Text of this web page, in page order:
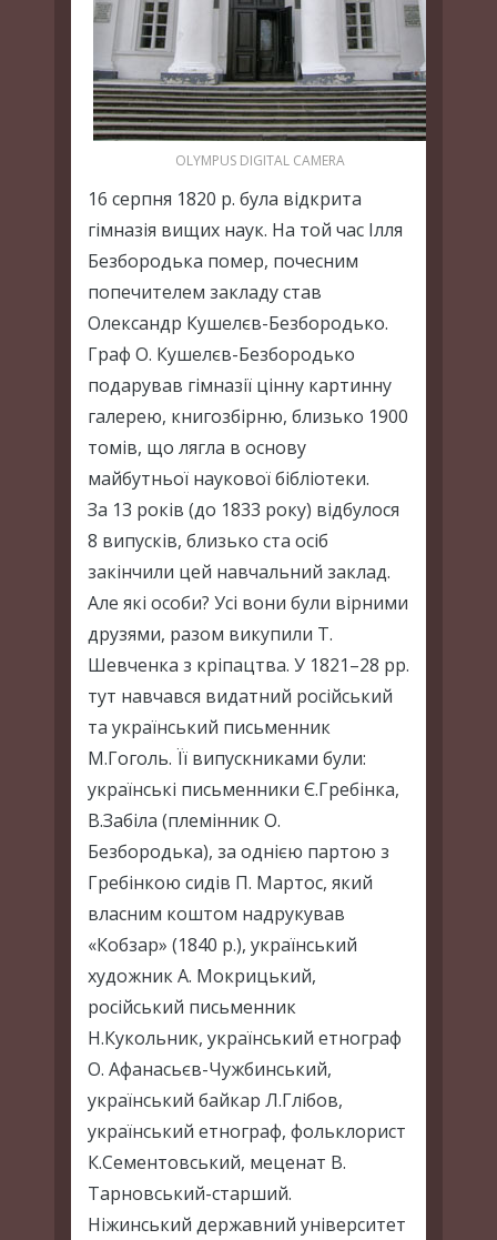
OLYMPUS DIGITAL CAMERA
16 серпня 1820 р. була відкрита
гімназія вищих наук. На той час Ілля
Безбородька помер, почесним
попечителем закладу став
Олександр Кушелєв-Безбородько.
Граф О. Кушелєв-Безбородько
подарував гімназії цінну картинну
галерею, книгозбірню, близько 1900
томів, що лягла в основу
майбутньої наукової бібліотеки.
За 13 років (до 1833 року) відбулося
8 випусків, близько ста осіб
закінчили цей навчальний заклад.
Але які особи? Усі вони були вірними
друзями, разом викупили Т.
Шевченка з кріпацтва. У 1821–28 рр.
тут навчався видатний російський
та український письменник
М.Гоголь. Її випускниками були:
українські письменники Є.Гребінка,
В.Забіла (племінник О.
Безбородька), за однією партою з
Гребінкою сидів П. Мартос, який
власним коштом надрукував
«Кобзар» (1840 р.), український
художник А. Мокрицький,
російський письменник
Н.Кукольник, український етнограф
О. Афанасьєв-Чужбинський,
український байкар Л.Глібов,
український етнограф, фольклорист
К.Сементовський, меценат В.
Тарновський-старший.
Ніжинський державний університет